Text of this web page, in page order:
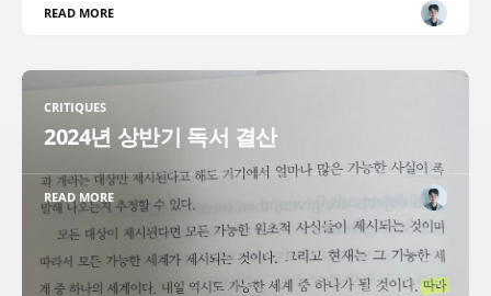
READ MORE
CRITIQUES
2024년 상반기 독서 결산
READ MORE